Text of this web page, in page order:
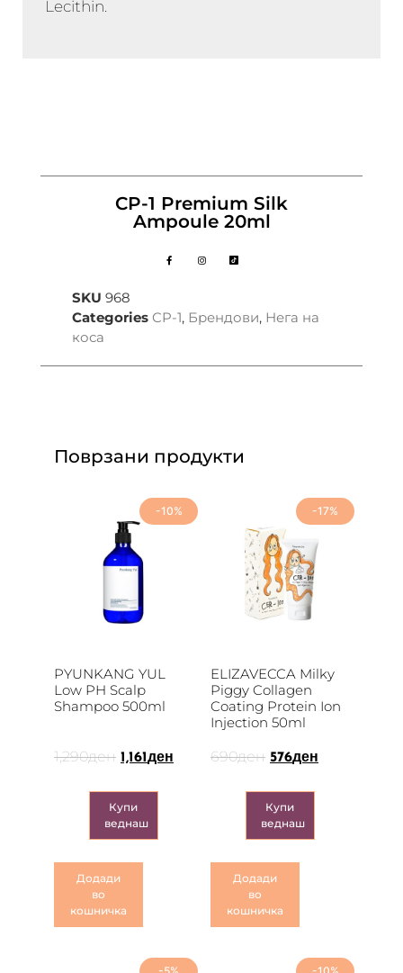
Lecithin.
CP-1 Premium Silk
Ampoule 20ml
SKU 968
Categories CP-1, Брендови, Нега на
коса
Поврзани продукти
-10%
PYUNKANG YUL
Low PH Scalp
Shampoo 500ml
1,290ден 1,161ден
Купи
веднаш
Додади
во
кошничка
-17%
ELIZAVECCA Milky
Piggy Collagen
Coating Protein Ion
Injection 50ml
690ден 576ден
Купи
веднаш
Додади
во
кошничка